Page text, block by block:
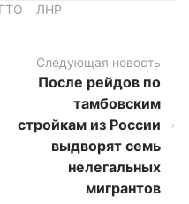
ГТО ЛНР
Следующая новость
После рейдов по
тамбовским
стройкам из России
выдворят семь
нелегальных
мигрантов